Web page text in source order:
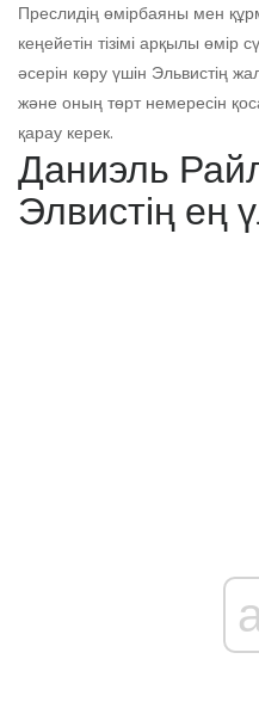
Преслидің өмірбаяны мен
кеңейетін тізімі арқылы
әсерін көру үшін Эльвистің
және оның төрт немересін
қарау керек.
Даниэль
Элвистің ең